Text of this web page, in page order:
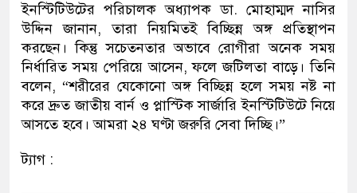
ইনস্টিটিউটের পরিচালক অধ্যাপক ডা. মোহাম্মদ নাসির
উদ্দিন জানান, তারা নিয়মিতই বিচ্ছিন্ন অঙ্গ প্রতিস্থাপন
করছেন। কিন্তু সচেতনতার অভাবে রোগীরা অনেক সময়
নির্ধারিত সময় পেরিয়ে আসেন, ফলে জটিলতা বাড়ে। তিনি
বলেন, “শরীরের যেকোনো অঙ্গ বিচ্ছিন্ন হলে সময় নষ্ট না
করে দ্রুত জাতীয় বার্ন ও প্লাস্টিক সার্জারি ইনস্টিটিউটে নিয়ে
আসতে হবে। আমরা ২৪ ঘণ্টা জরুরি সেবা দিচ্ছি।”
ট্যাগ :